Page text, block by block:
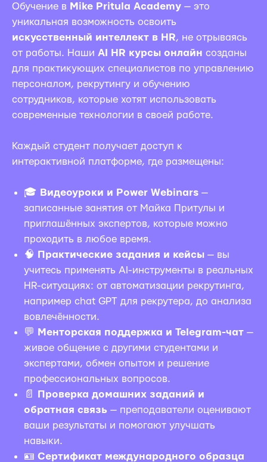
Обучение в Mike Pritula Academy — это
уникальная возможность освоить
искусственный интеллект в HR, не отрываясь
от работы. Наши AI HR курсы онлайн созданы
для практикующих специалистов по управлению
персоналом, рекрутингу и обучению
сотрудников, которые хотят использовать
современные технологии в своей работе.
Каждый студент получает доступ к
интерактивной платформе, где размещены:
🎓 Видеоуроки и Power Webinars —
записанные занятия от Майка Притулы и
приглашённых экспертов, которые можно
проходить в любое время.
🧠 Практические задания и кейсы — вы
учитесь применять AI-инструменты в реальных
HR-ситуациях: от автоматизации рекрутинга,
например chat GPT для рекрутера, до анализа
вовлечённости.
💬 Менторская поддержка и Telegram-чат —
живое общение с другими студентами и
экспертами, обмен опытом и решение
профессиональных вопросов.
📄
Проверка домашних заданий и
обратная связь — преподаватели оценивают
ваши результаты и помогают улучшать
навыки.
🪪 Сертификат международного образца